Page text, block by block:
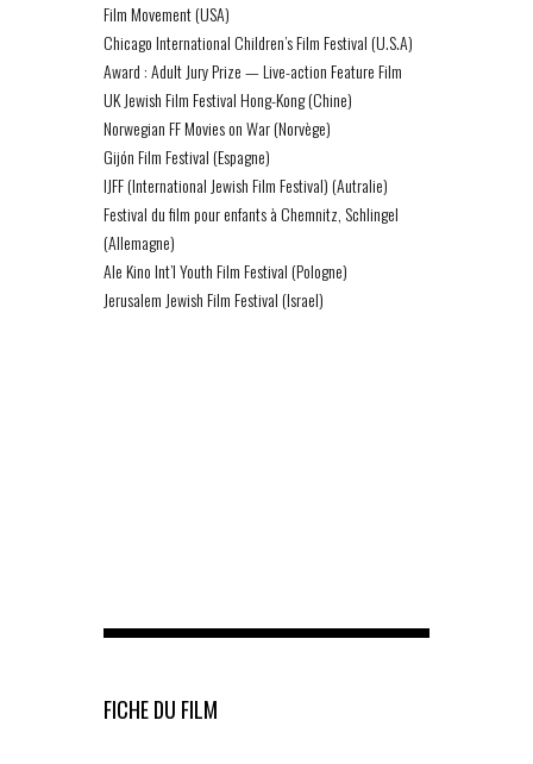
Film Movement (USA)
Chicago International Children’s Film Festival (U.S.A)
Award : Adult Jury Prize — Live-action Feature Film
UK Jewish Film Festival Hong-Kong (Chine)
Norwegian FF Movies on War (Norvège)
Gijón Film Festival (Espagne)
IJFF (International Jewish Film Festival) (Autralie)
Festival du film pour enfants à Chemnitz, Schlingel
(Allemagne)
Ale Kino Int’l Youth Film Festival (Pologne)
Jerusalem Jewish Film Festival (Israel)
FICHE DU FILM